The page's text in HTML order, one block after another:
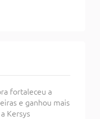
fortaleceu a
e ganhou mais
Kersys